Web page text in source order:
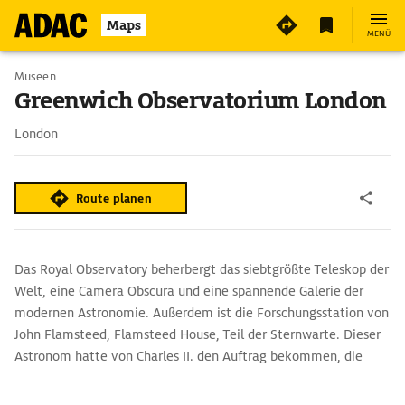
Maps MENÜ
Museen
Greenwich Observatorium London
London
Route planen
Das Royal Observatory beherbergt das siebtgrößte Teleskop der
Welt, eine Camera Obscura und eine spannende Galerie der
modernen Astronomie. Außerdem ist die Forschungsstation von
John Flamsteed, Flamsteed House, Teil der Sternwarte. Dieser
Astronom hatte von Charles II. den Auftrag bekommen, die